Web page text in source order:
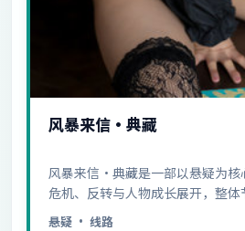
风暴来信·典藏
风暴来信·典藏是一部以悬疑为核
危机、反转与人物成长展开，整
观看。
悬疑 · 线路